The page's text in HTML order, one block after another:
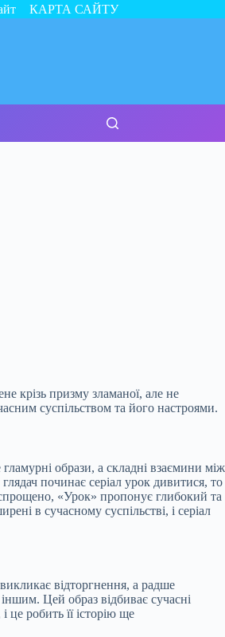
КАРТА САЙТУ
крізь призму зламаної, але не
суспільством та його настроями.
образи, а складні взаємини між
починає серіал урок дивитися, то
спрощено, «Урок» пропонує глибокий та
в сучасному суспільстві, і серіал
відторгнення, а радше
Цей образ відбиває сучасні
робить її історію ще